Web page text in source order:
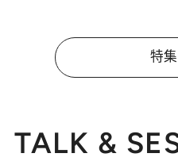
特
TALK &